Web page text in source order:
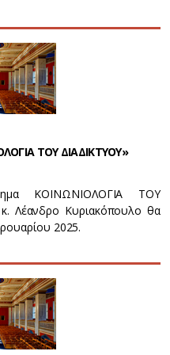
ΤΟΥ ΔΙΑΔΙΚΤΥΟΥ»
ΚΟΙΝΩΝΙΟΛΟΓΙΑ ΤΟΥ
Λέανδρο Κυριακόπουλο θα
2025.